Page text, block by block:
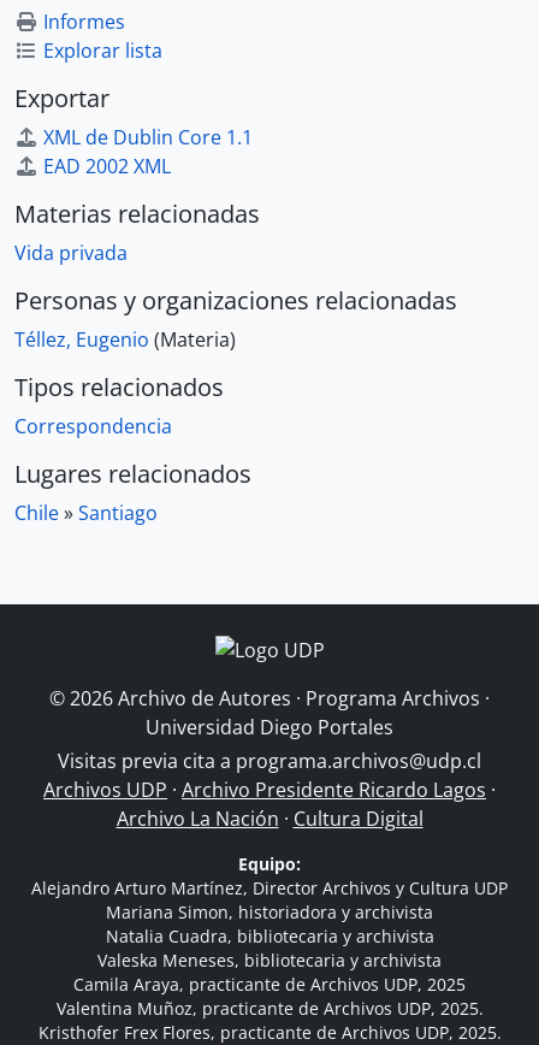
Informes
Explorar lista
Exportar
XML de Dublin Core 1.1
EAD 2002 XML
Materias relacionadas
Vida privada
Personas y organizaciones relacionadas
Téllez, Eugenio (Materia)
Tipos relacionados
Correspondencia
Lugares relacionados
Chile»Santiago
© 2026 Archivo de Autores · Programa Archivos ·
Universidad Diego Portales
Visitas previa cita a programa.archivos@udp.cl
Archivos UDP · Archivo Presidente Ricardo Lagos ·
Archivo La Nación · Cultura Digital
Equipo:
Alejandro Arturo Martínez, Director Archivos y Cultura UDP
Mariana Simon, historiadora y archivista
Natalia Cuadra, bibliotecaria y archivista
Valeska Meneses, bibliotecaria y archivista
Camila Araya, practicante de Archivos UDP, 2025
Valentina Muñoz, practicante de Archivos UDP, 2025.
Kristhofer Frex Flores, practicante de Archivos UDP, 2025.